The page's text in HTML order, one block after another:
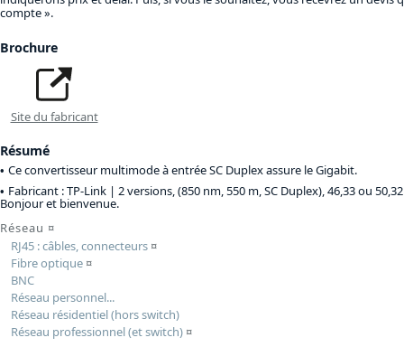
compte ».
Brochure
Site du fabricant
Résumé
Ce convertisseur multimode à entrée SC Duplex assure le Gigabit.
Fabricant : TP-Link | 2 versions, (850 nm, 550 m, SC Duplex), 46,33 ou 50,32
Bonjour et bienvenue.
Réseau ¤
RJ45 : câbles, connecteurs¤
Fibre optique¤
BNC
Réseau personnel...
Réseau résidentiel (hors switch)
Réseau professionnel (et switch)¤